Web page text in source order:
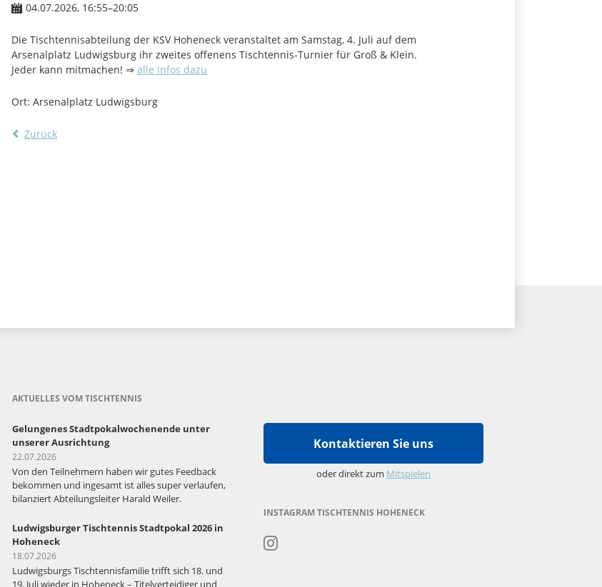
04.07.2026, 16:55–20:05
Die Tischtennisabteilung der KSV Hoheneck veranstaltet am Samstag, 4. Juli auf dem
Arsenalplatz Ludwigsburg ihr zweites offenens Tischtennis-Turnier für Groß & Klein.
Jeder kann mitmachen! ⇒ alle Infos dazu
Ort: Arsenalplatz Ludwigsburg
Zurück
AKTUELLES VOM TISCHTENNIS
Gelungenes Stadtpokalwochenende unter
unserer Ausrichtung
22.07.2026
Von den Teilnehmern haben wir gutes Feedback
bekommen und ingesamt ist alles super verlaufen,
bilanziert Abteilungsleiter Harald Weiler.
Ludwigsburger Tischtennis Stadtpokal 2026 in
Hoheneck
18.07.2026
Ludwigsburgs Tischtennisfamilie trifft sich 18. und
19. Juli wieder in Hoheneck – Titelverteidiger und
Kontaktieren Sie uns
oder direkt zum Mitspielen
INSTAGRAM TISCHTENNIS HOHENECK